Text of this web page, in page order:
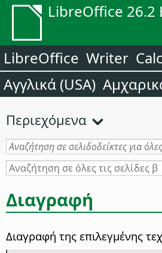
LibreOffice 26.2
LibreOffice Writer Calc
Αγγλικά (USA)
Περιεχόμενα
Διαγραφή
Διαγραφή της επιλεγμένης